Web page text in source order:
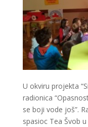
U okviru projekta
radionica
se boji vode još”.
spasioc Tea Švob